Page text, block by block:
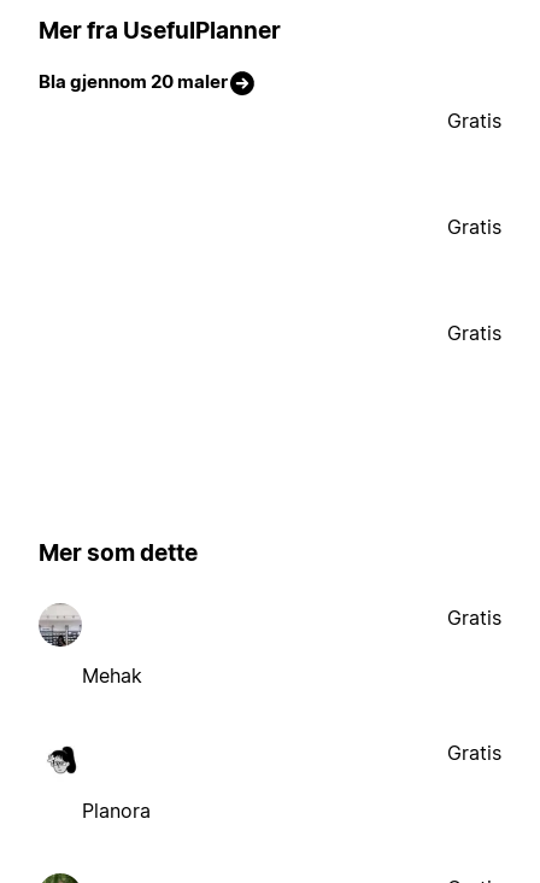
Mer fra UsefulPlanner
Bla gjennom 20 maler
Gratis
Gratis
Gratis
Mer som dette
Mehak
Gratis
Planora
Gratis